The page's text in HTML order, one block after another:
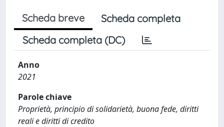
Scheda breve
Scheda completa
Scheda completa (DC)
Anno
2021
Parole chiave
Proprietà, principio di solidarietà, buona fede, diritti
reali e diritti di credito